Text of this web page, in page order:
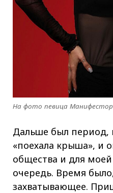
На фото певица Манифестор
Дальше был период,
«поехала крыша», и
общества и для
очередь. Время
захватывающее.